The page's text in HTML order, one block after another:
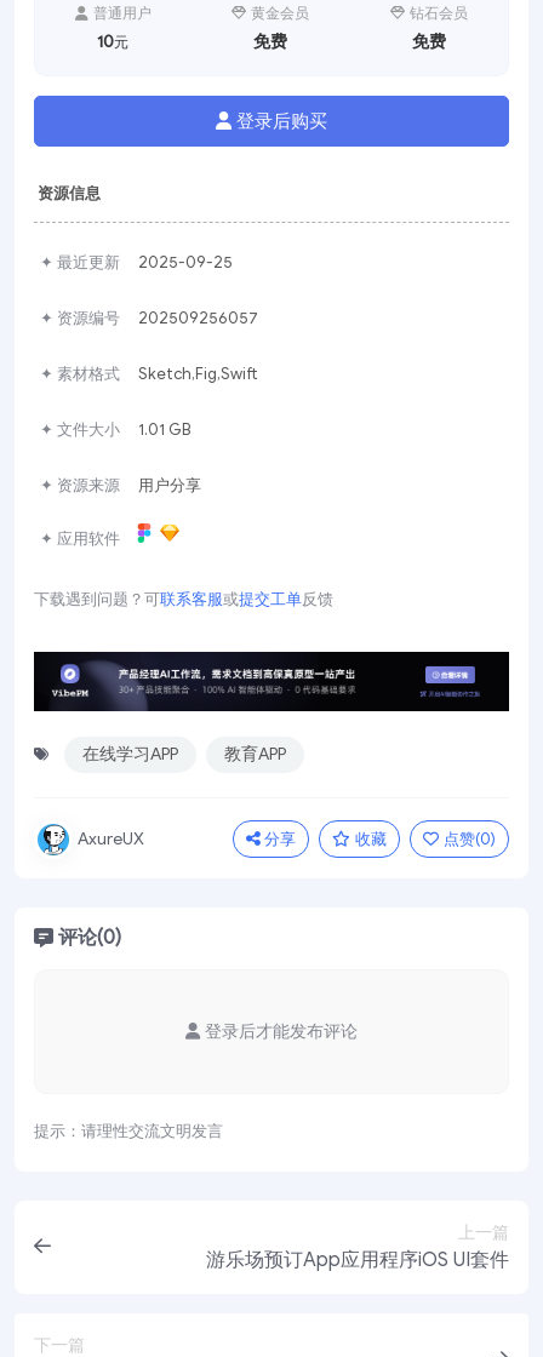
普通用户
10元
黄金会员
免费
钻石会员
免费
登录后购买
资源信息
✦ 最近更新 2025-09-25
✦ 资源编号 202509256057
✦ 素材格式 Sketch,Fig,Swift
✦ 文件大小 1.01 GB
✦ 资源来源 用户分享
✦ 应用软件
下载遇到问题？可联系客服或提交工单反馈
在线学习APP 教育APP
AxureUX 分享 收藏 点赞(0)
评论(0)
提示：请理性交流文明发言
登录后才能发布评论
上一篇
游乐场预订App应用程序iOS UI套件
下一篇